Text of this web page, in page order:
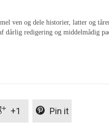
ven og dele historier, latter og
redigering og middelmådig
+1  Pin it